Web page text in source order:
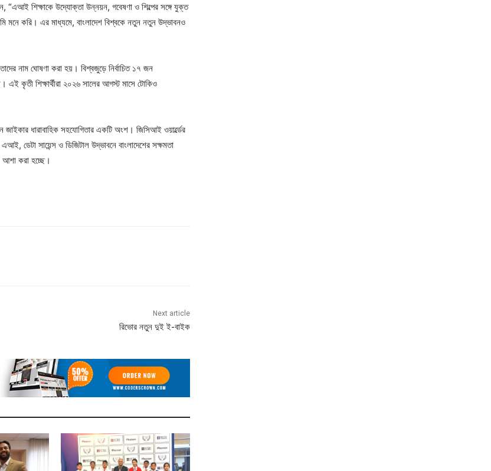
“এআই শিক্ষাকে উদ্যোক্তা উন্নয়ন, গবেষণা ও শিল্পের সঙ্গে যুক্ত
মনে করি। এর মাধ্যমে, বাংলাদেশ বিশ্বকে নতুন নতুন উদ্ভাবনও
তাদের নাম ঘোষণা করা হয়। বিশ্বজুড়ে নির্বাচিত ১৭ জন
এই কৃতী শিক্ষার্থীরা ২০২৬ সালের আগস্ট মাসে টোকিও
ধারাবাহিক সহযোগিতার একটি অংশ। জিসিআই ওয়ার্ল্ডের
ডেটা সায়েন্স ও ডিজিটাল উদ্ভাবনে বাংলাদেশের সক্ষমতা
আশা করা হচ্ছে।
Next article
রিভোর নতুন দুই ই-বাইক